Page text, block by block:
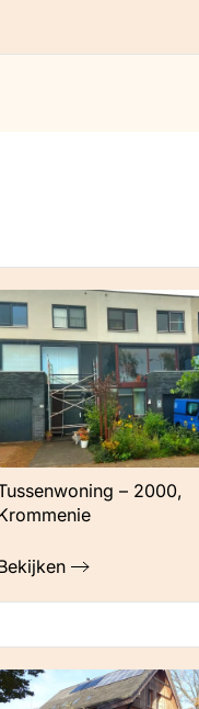
in onze regio willen
en het opwekken
zou namelijk ook
voor ons
oppompen van
– 2000,